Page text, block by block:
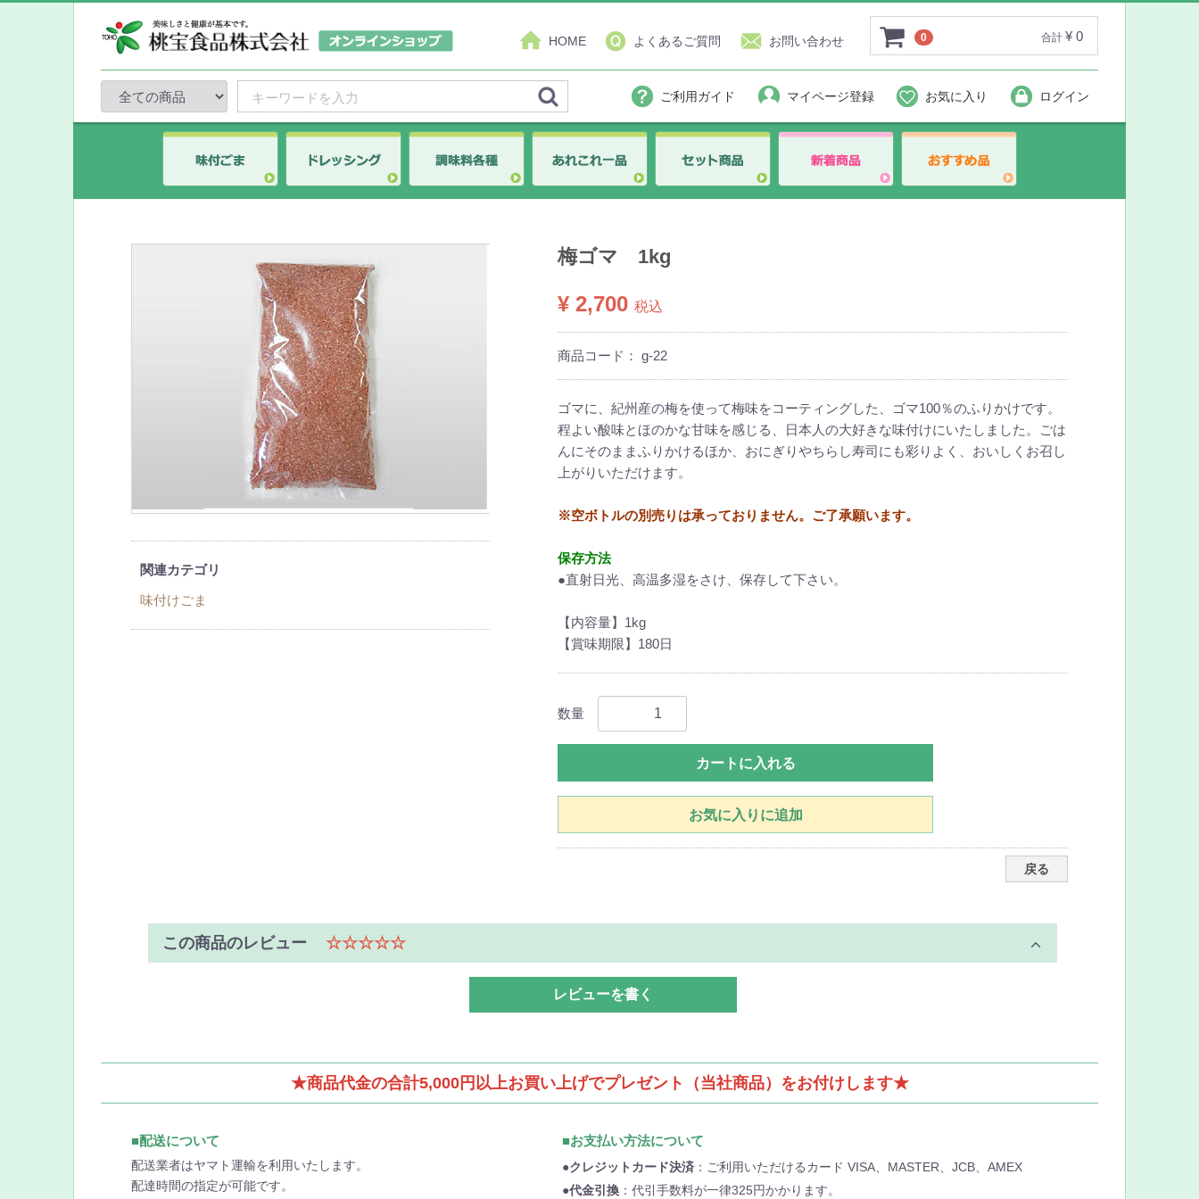
HOME よくあるご質問 お問い合わせ 0 合計 ¥ 0
ご利用ガイド マイページ登録 お気に入り ログイン
関連カテゴリ
味付けごま
梅ゴマ 1kg
¥ 2,700 税込
商品コード：g-22
ゴマに、紀州産の梅を使って梅味をコーティングした、ゴマ100％のふりかけです。
程よい酸味とほのかな甘味を感じる、日本人の大好きな味付けにいたしました。ごは
んにそのままふりかけるほか、おにぎりやちらし寿司にも彩りよく、おいしくお召し
上がりいただけます。
※空ボトルの別売りは承っておりません。ご了承願います。
保存方法
●直射日光、高温多湿をさけ、保存して下さい。
【内容量】1kg
【賞味期限】180日
数量
カートに入れる
お気に入りに追加
戻る
この商品のレビュー ☆☆☆☆☆
レビューを書く
★商品代金の合計5,000円以上お買い上げでプレゼント（当社商品）をお付けします★
■配送について
配送業者はヤマト運輸を利用いたします。
配達時間の指定が可能です。
■お支払い方法について
●クレジットカード決済：ご利用いただけるカード VISA、MASTER、JCB、AMEX
●代金引換：代引手数料が一律325円かかります。